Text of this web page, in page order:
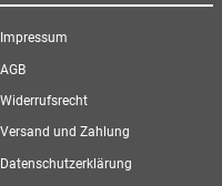
Impressum
AGB
Widerrufsrecht
Versand und Zahlung
Datenschutzerklärung